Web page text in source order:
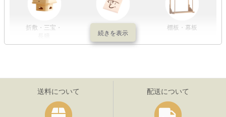
折敷・三宝・
棚板・幕板
送料について 配送について